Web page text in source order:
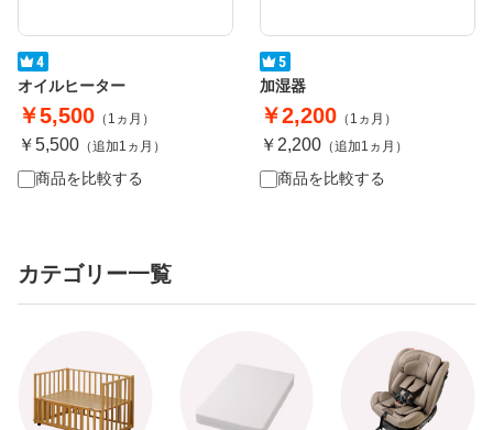
オイルヒーター
￥5,500 （1ヵ月）
￥5,500 （追加1ヵ月）
商品を比較する
加湿器
￥2,200 （1ヵ月）
￥2,200 （追加1ヵ月）
商品を比較する
カテゴリー一覧